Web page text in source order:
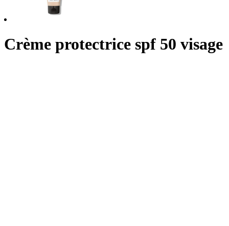
Crème protectrice spf 50 visage